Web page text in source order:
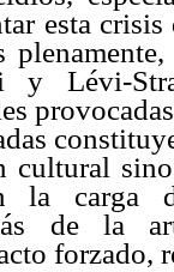
esta
y Lévi-
cultural
la carga
de la
forzado,